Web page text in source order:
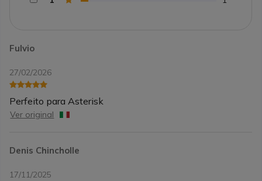
Fulvio
27/02/2026
Perfeito para Asterisk
Ver original
Denis Chincholle
17/11/2025